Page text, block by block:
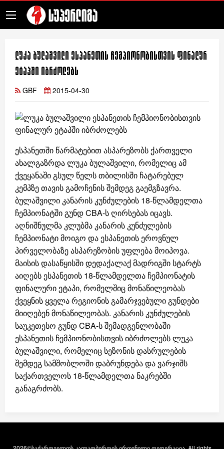
ლუკა ბულაშვილი ესპანეთის ჩემპიონობისთვის ფინალურ
ეტაპში იბრძოლებს
GBF 2015-04-30
ესპანეთში წარმატებით ასპარეზობს ქართველი
ახალგაზრდა ლუკა ბულაშვილი, რომელიც ამ
ქვეყანაში გსულ წელს თბილისში ჩატარებულ
კემპზე თავის გამოჩენის შემდეგ გაემგზავრა.
ბულაშვილი კანარის კუნძულების 18-წლამდელთა
ჩემპიონატში გუნდ CBA-ს ღირსებას იცავს.
აღნიშნულმა კლუბმა კანარის კუნძულების
ჩემპიონატი მოიგო და ესპანეთის ეროვნულ
პირველობაზე ასპარეზობის უფლება მოიპოვა.
მაისის დასაწყისში დედაქალაქ მადრიგში სტარტს
აიღებს ესპანეთის 18-წლამდელთა ჩემპიონატის
ფინალური ეტაპი, რომელშიც მონაწილეობას
ქვეყნის ყველა რეგიონის გამარჯვებული გუნდები
მიიღებენ მონაწილეობას. კანარის კუნძულების
საუკეთესო გუნდ CBA-ს შემადგენლობაში
ესპანეთის ჩემპიონობისთვის იბრძოლებს ლუკა
ბულაშვილი, რომელიც სეზონის დასრულების
შემდეგ სამშობლოში დაბრუნდება და ვარჯიშს
საქართველოს 18-წლამდელთა ნაკრებში
განაგრძობს.